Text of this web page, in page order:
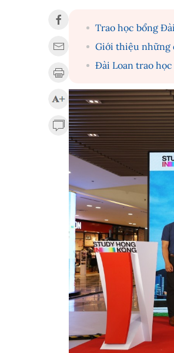
Trao học bổng
Giới thiệu những
Đài Loan trao